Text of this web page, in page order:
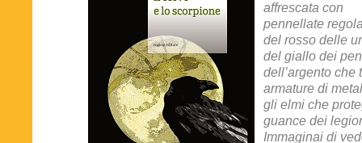
affrescata con
pennellate
del rosso delle
del giallo dei
dell’argento che
armature di
gli elmi che
guance dei
Immaginai di